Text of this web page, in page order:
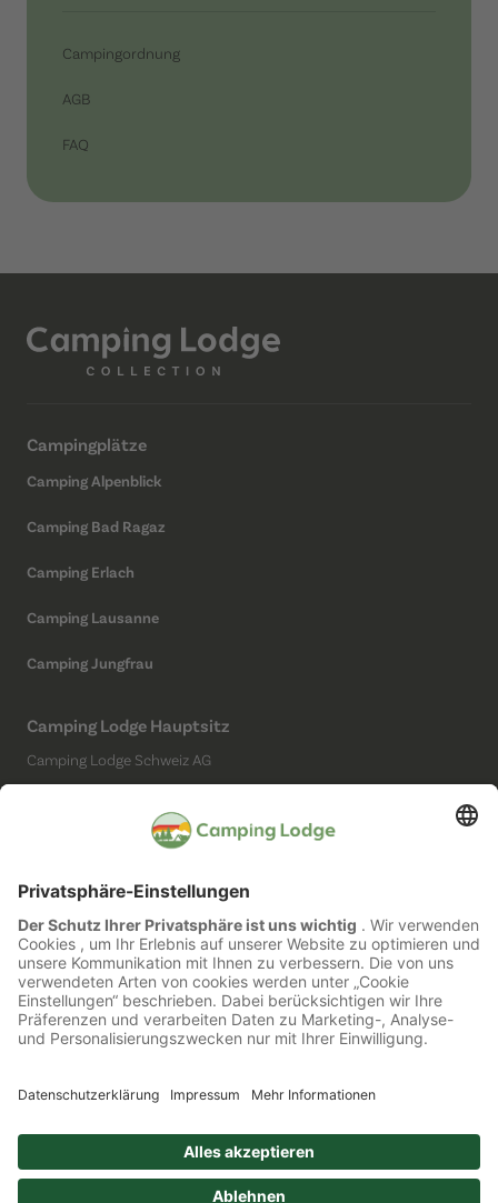
Campingordnung
AGB
FAQ
Campingplätze
Camping Alpenblick
Camping Bad Ragaz
Camping Erlach
Camping Lausanne
Camping Jungfrau
Camping Lodge Hauptsitz
Camping Lodge Schweiz AG
Social Media
Impressum
Cookie Einstellungen